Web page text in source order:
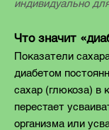
индивидуально
Что значит
Показатели
диабетом
сахар (глюкоза) в
перестает
организма или